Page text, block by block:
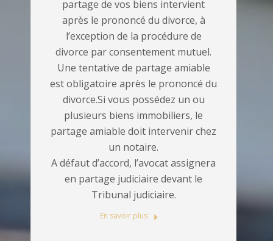
partage de vos biens intervient
après le prononcé du divorce, à
l’exception de la procédure de
divorce par consentement mutuel.
Une tentative de partage amiable
est obligatoire après le prononcé du
divorce.Si vous possédez un ou
plusieurs biens immobiliers, le
partage amiable doit intervenir chez
un notaire.
A défaut d’accord, l’avocat assignera
en partage judiciaire devant le
Tribunal judiciaire.
En savoir plus